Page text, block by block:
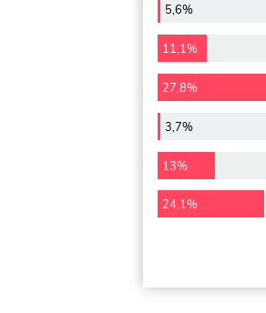
5,6%
11,1%
27,8%
3,7%
13%
24,1%